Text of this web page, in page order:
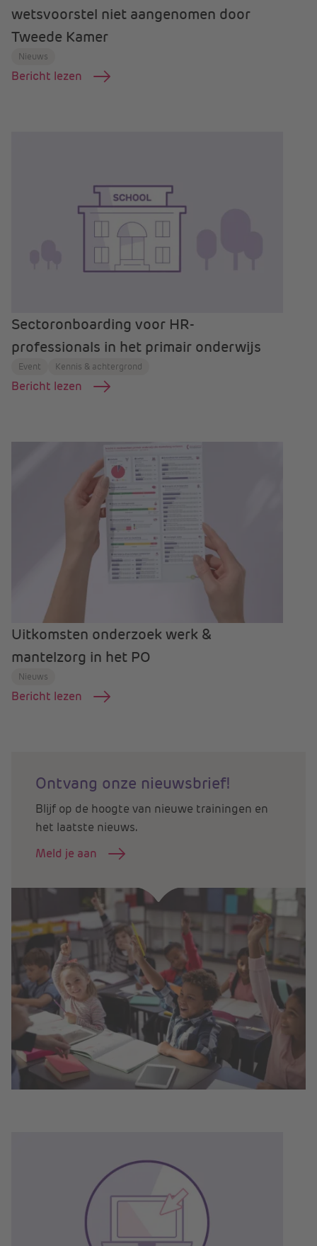
wetsvoorstel niet aangenomen door
Tweede Kamer
Nieuws
Bericht lezen
Sectoronboarding voor HR-
professionals in het primair onderwijs
Event Kennis & achtergrond
Bericht lezen
Uitkomsten onderzoek werk &
mantelzorg in het PO
Nieuws
Bericht lezen
Ontvang onze nieuwsbrief!
Blijf op de hoogte van nieuwe trainingen en
het laatste nieuws.
Meld je aan